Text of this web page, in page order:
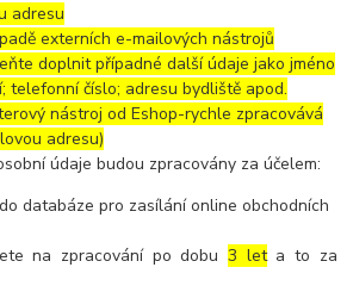
adresu
externích e-mailových nástrojů
doplnit případné další údaje jako jméno
telefonní číslo; adresu bydliště apod.
nástroj od Eshop-rychle zpracovává
adresu)
údaje budou zpracovány za účelem:
databáze pro zasílání online obchodních
na zpracování po dobu3 leta to za